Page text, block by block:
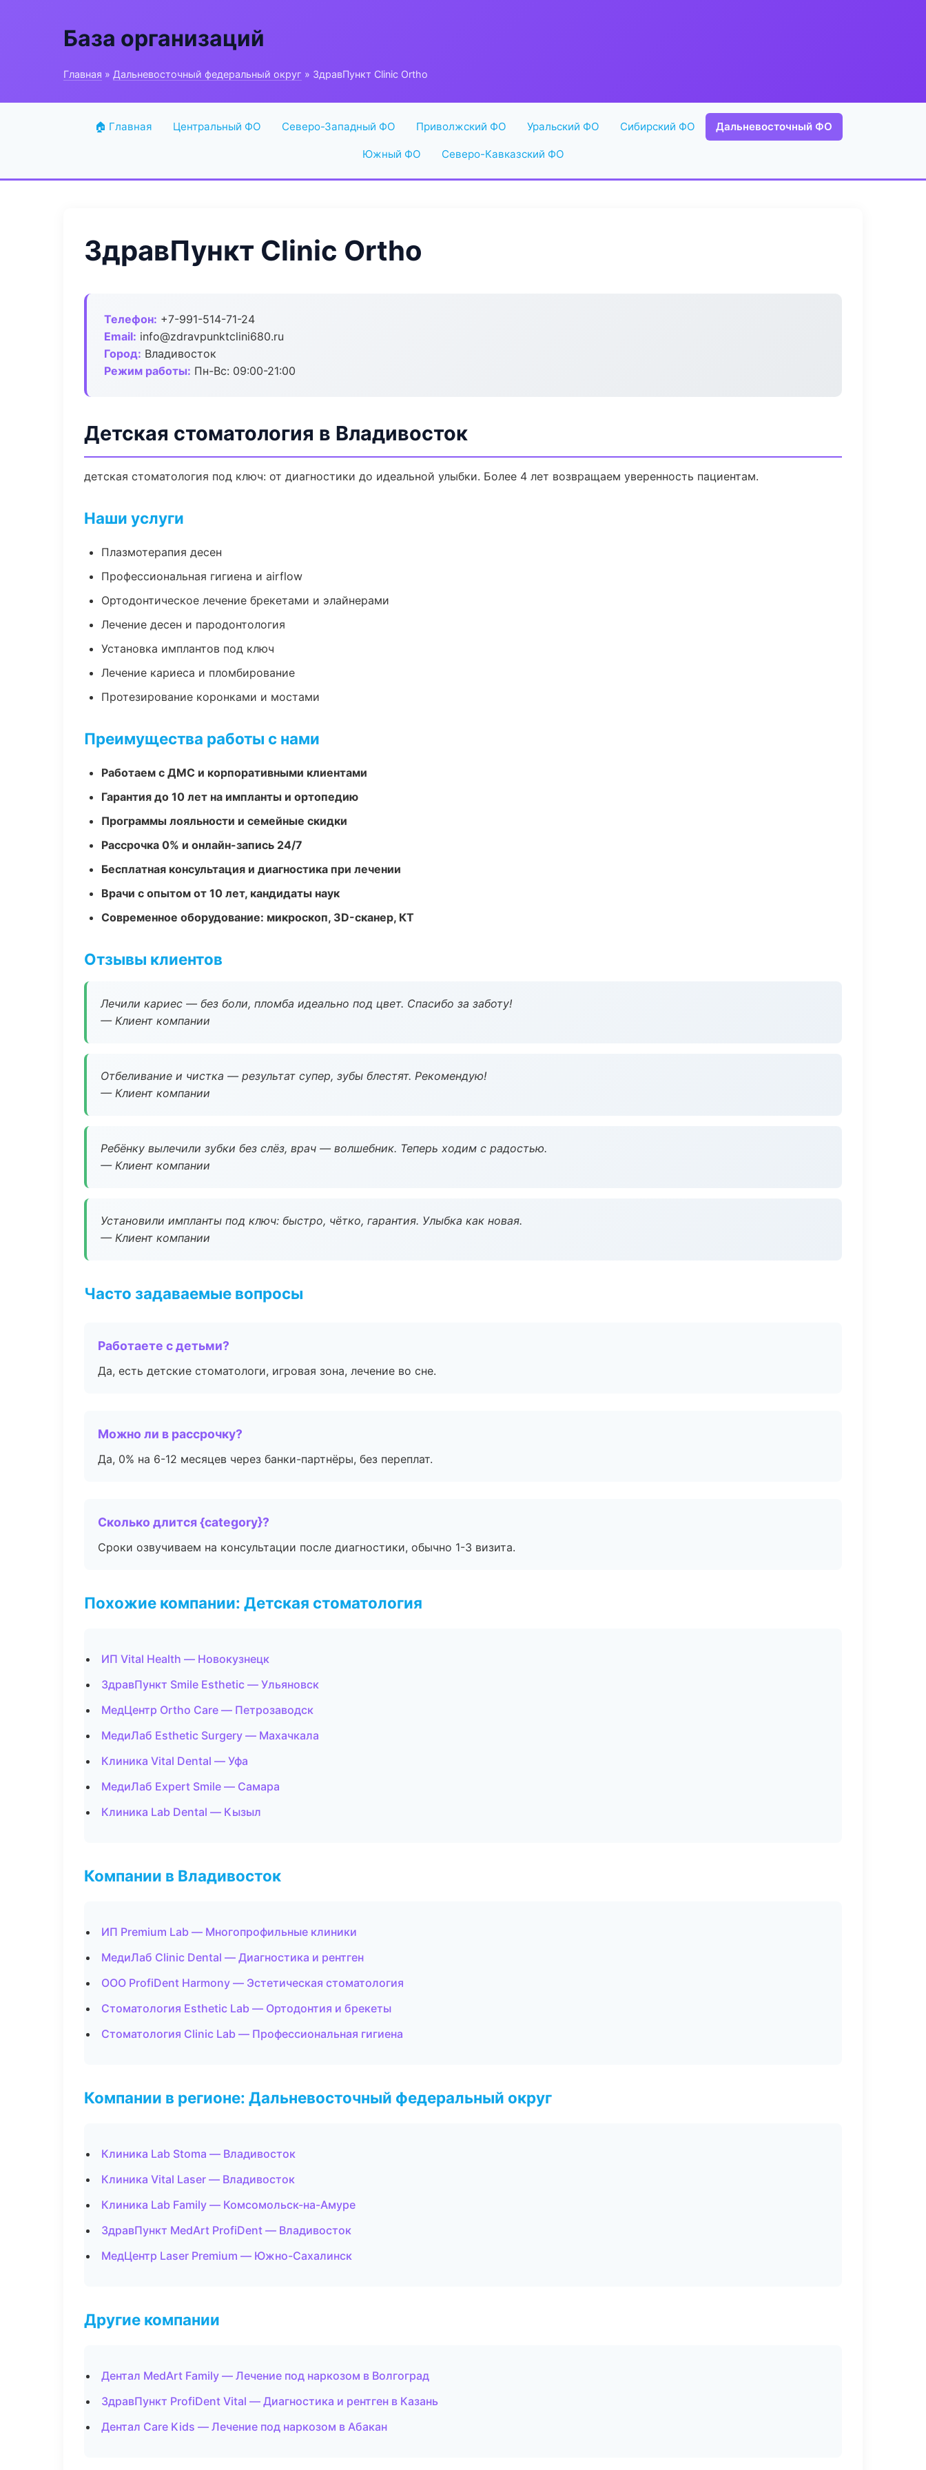
База организаций
Главная » Дальневосточный федеральный округ » ЗдравПункт Clinic Ortho
🏠 Главная Центральный ФО Северо-Западный ФО Приволжский ФО Уральский ФО Сибирский ФО Дальневосточный ФО
Южный ФО Северо-Кавказский ФО
ЗдравПункт Clinic Ortho
Телефон: +7-991-514-71-24
Email: info@zdravpunktclini680.ru
Город: Владивосток
Режим работы: Пн-Вс: 09:00-21:00
Детская стоматология в Владивосток
детская стоматология под ключ: от диагностики до идеальной улыбки. Более 4 лет возвращаем уверенность пациентам.
Наши услуги
Плазмотерапия десен
Профессиональная гигиена и airflow
Ортодонтическое лечение брекетами и элайнерами
Лечение десен и пародонтология
Установка имплантов под ключ
Лечение кариеса и пломбирование
Протезирование коронками и мостами
Преимущества работы с нами
Работаем с ДМС и корпоративными клиентами
Гарантия до 10 лет на импланты и ортопедию
Программы лояльности и семейные скидки
Рассрочка 0% и онлайн-запись 24/7
Бесплатная консультация и диагностика при лечении
Врачи с опытом от 10 лет, кандидаты наук
Современное оборудование: микроскоп, 3D-сканер, КТ
Отзывы клиентов
Лечили кариес — без боли, пломба идеально под цвет. Спасибо за заботу!
— Клиент компании
Отбеливание и чистка — результат супер, зубы блестят. Рекомендую!
— Клиент компании
Ребёнку вылечили зубки без слёз, врач — волшебник. Теперь ходим с радостью.
— Клиент компании
Установили импланты под ключ: быстро, чётко, гарантия. Улыбка как новая.
— Клиент компании
Часто задаваемые вопросы
Работаете с детьми?
Да, есть детские стоматологи, игровая зона, лечение во сне.
Можно ли в рассрочку?
Да, 0% на 6-12 месяцев через банки-партнёры, без переплат.
Сколько длится {category}?
Сроки озвучиваем на консультации после диагностики, обычно 1-3 визита.
Похожие компании: Детская стоматология
ИП Vital Health — Новокузнецк
ЗдравПункт Smile Esthetic — Ульяновск
МедЦентр Ortho Care — Петрозаводск
МедиЛаб Esthetic Surgery — Махачкала
Клиника Vital Dental — Уфа
МедиЛаб Expert Smile — Самара
Клиника Lab Dental — Кызыл
Компании в Владивосток
ИП Premium Lab — Многопрофильные клиники
МедиЛаб Clinic Dental — Диагностика и рентген
ООО ProfiDent Harmony — Эстетическая стоматология
Стоматология Esthetic Lab — Ортодонтия и брекеты
Стоматология Clinic Lab — Профессиональная гигиена
Компании в регионе: Дальневосточный федеральный округ
Клиника Lab Stoma — Владивосток
Клиника Vital Laser — Владивосток
Клиника Lab Family — Комсомольск-на-Амуре
ЗдравПункт MedArt ProfiDent — Владивосток
МедЦентр Laser Premium — Южно-Сахалинск
Другие компании
Дентал MedArt Family — Лечение под наркозом в Волгоград
ЗдравПункт ProfiDent Vital — Диагностика и рентген в Казань
Дентал Care Kids — Лечение под наркозом в Абакан